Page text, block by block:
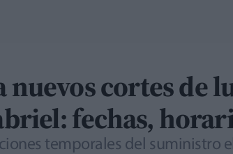
cortes de
fechas,
temporales del suministro